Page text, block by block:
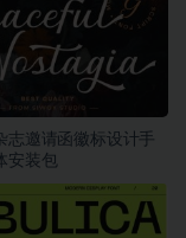
志邀请函徽标设计手
安装包